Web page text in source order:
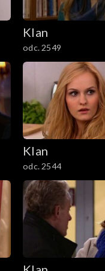
501–600
401–500
301–400
201–300
101–200
1–100
Klan
odc. 2549
Klan
odc. 2544